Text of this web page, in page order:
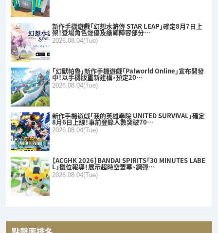
新作手機遊戲「幻想水滸傳 STAR LEAP」確定8月7日上
架！登場角色聲優及繪師陣容部分…
2026.08.04(Tue)
「幻獸帕魯」新作手機遊戲「Palworld Online」宣布開發
中！以手機版重新建構，預定20…
2026.08.04(Tue)
新作手機遊戲「我的英雄學院 UNITED SURVIVAL」確定
8月6日上線！事前登錄人數突破70…
2026.08.04(Tue)
【ACGHK 2026】BANDAI SPIRITS「30 MINUTES LABE
L」攤位報導！展示超時空要塞、鋼彈…
2026.08.04(Tue)